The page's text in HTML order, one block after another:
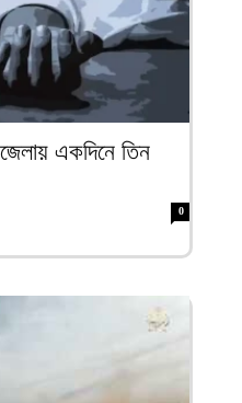
একদিনে তিন
0